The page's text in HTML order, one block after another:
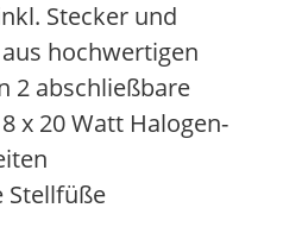
Stecker und
hochwertigen
2 abschließbare
x 20 Watt Halogen-
Stellfüße